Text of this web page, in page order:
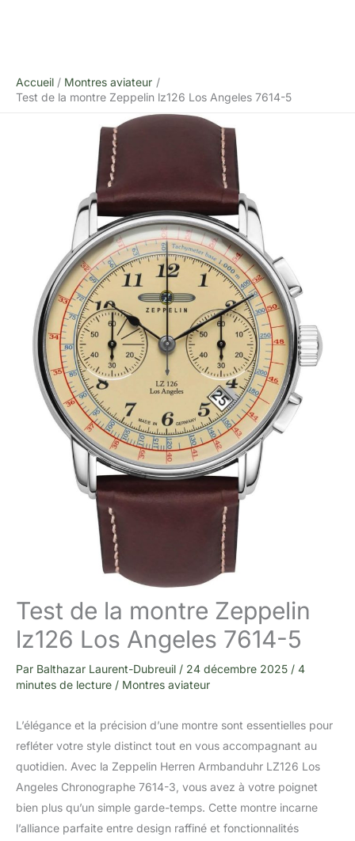
Accueil
Montres aviateur
Test de la montre Zeppelin lz126 Los Angeles 7614-5
Test de la montre Zeppelin
lz126 Los Angeles 7614-5
Par Balthazar Laurent-Dubreuil / 24 décembre 2025 / 4
minutes de lecture / Montres aviateur
L’élégance et la précision d’une montre sont essentielles pour
refléter votre style distinct tout en vous accompagnant au
quotidien. Avec la Zeppelin Herren Armbanduhr LZ126 Los
Angeles Chronographe 7614-3, vous avez à votre poignet
bien plus qu’un simple garde-temps. Cette montre incarne
l’alliance parfaite entre design raffiné et fonctionnalités